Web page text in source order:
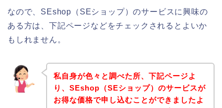
なので、SEshop（SEショップ）のサービスに興味の
ある方は、下記ページなどをチェックされるとよいか
もしれません。
私自身が色々と調べた所、下記ページよ
り、SEshop（SEショップ）のサービスが
お得な価格で申し込むことができましたよ